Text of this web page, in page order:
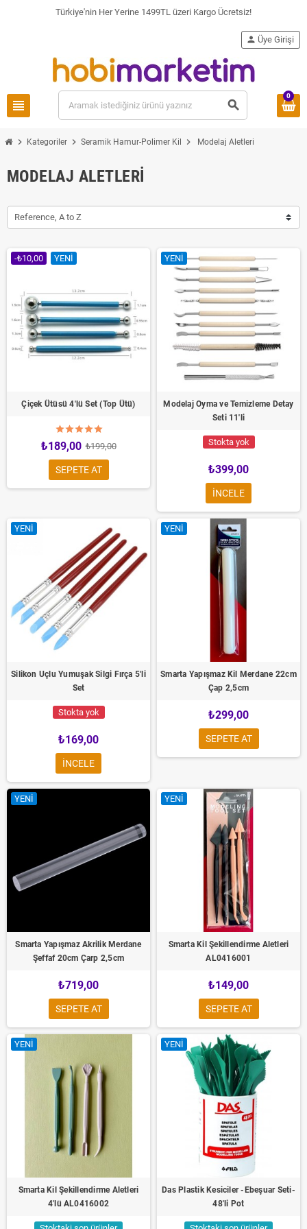
Türkiye'nin Her Yerine 1499TL üzeri Kargo Ücretsiz!
view_headline search
person Üye Girişi
0
chevron_right Kategoriler chevron_right Seramik Hamur-Polimer Kil chevron_right Modelaj Aletleri
MODELAJ ALETLERI
Reference, A to Z
-₺10,00 YENI
Çiçek Ütüsü 4'lü Set (Top Ütü)
₺189,00 ₺199,00
SEPETE AT
YENI
Modelaj Oyma ve Temizleme Detay
Seti 11'li
Stokta yok
₺399,00
INCELE
YENI
Silikon Uçlu Yumuşak Silgi Fırça 5'li
Set
Stokta yok
₺169,00
INCELE
YENI
Smarta Yapışmaz Kil Merdane 22cm
Çap 2,5cm
₺299,00
SEPETE AT
YENI
Smarta Yapışmaz Akrilik Merdane
Şeffaf 20cm Çarp 2,5cm
₺719,00
SEPETE AT
YENI
Smarta Kil Şekillendirme Aletleri
AL0416001
₺149,00
SEPETE AT
YENI
Smarta Kil Şekillendirme Aletleri
4'lü AL0416002
YENI
Das Plastik Kesiciler -Ebeşuar Seti-
48'li Pot